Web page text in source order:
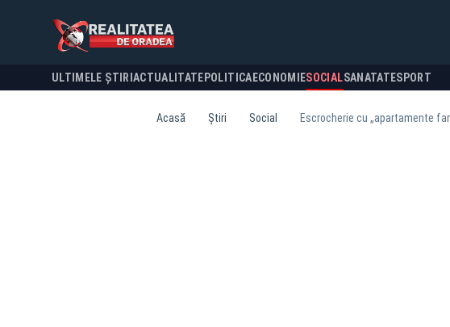
ULTIMELE ȘTIRI ACTUALITATE POLITICA ECONOMIESOCIALSANATATESPORT
Acasă Știri Social Escrocherie cu „apartamente